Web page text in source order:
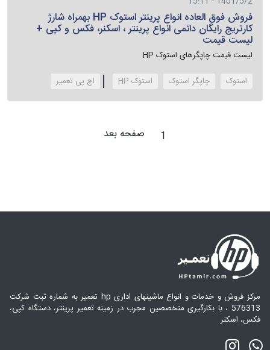
فروش فوق العاده انواع پرینتر استوک HP بهمراه شارژ
کارتریج رایگان دائمی انواع پرینتر ، اسکنر، فکس و کپی +
لیست قیمت
لیست قیمت چاپگرهای استوک HP
استوک
چاپگر استوک استوک HP ‌اچ پی تعمیر
1 صفحه بعد
مرکز فروش و خدمات و انواع ماشینهای اداری hp تعمیر به شماره ثبت شرکت
576313 ، با بکارگیری متخصصین مجرب در زمینه تعمیر پرینتر، دستگاه کپی،
فکس، اسکنر